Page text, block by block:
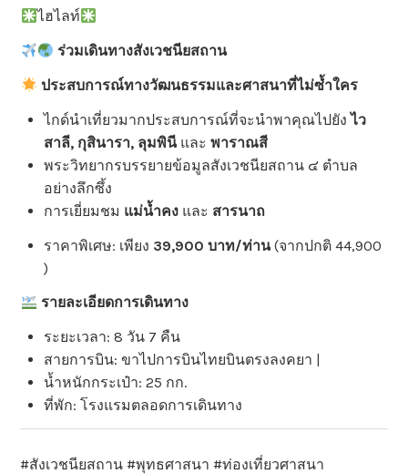
ไฮไลท์
ร่วมเดินทางสังเวชนียสถาน
ประสบการณ์ทางวัฒนธรรมและศาสนาที่ไม่ซ้ำใคร
ไกด์นำเที่ยวมากประสบการณ์ที่จะนำพาคุณไปยังไว
สาลี, กุสินารา, ลุมพินีและ พาราณสี
พระวิทยากรบรรยายข้อมูลสังเวชนียสถาน ๔ ตำบล
อย่างลึกซึ้ง
การเยี่ยมชม แม่น้ำคงและ สารนาถ
ราคาพิเศษ: เพียง 39,900 บาท/ท่าน(จากปกติ 44,900
)
รายละเอียดการเดินทาง
ระยะเวลา: 8 วัน 7 คืน
สายการบิน: ขาไปการบินไทยบินตรงลงคยา |
น้ำหนักกระเป๋า: 25 กก.
ที่พัก: โรงแรมตลอดการเดินทาง
#สังเวชนียสถาน #พุทธศาสนา #ท่องเที่ยวศาสนา